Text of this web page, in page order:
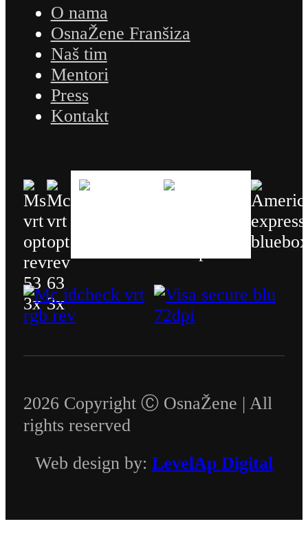
O nama
OsnaŽene Franšiza
Naš tim
Mentori
Press
Kontakt
2026 Copyright Ⓒ OsnaŽene | All
rights reserved
Web design by: LevelAp Digital